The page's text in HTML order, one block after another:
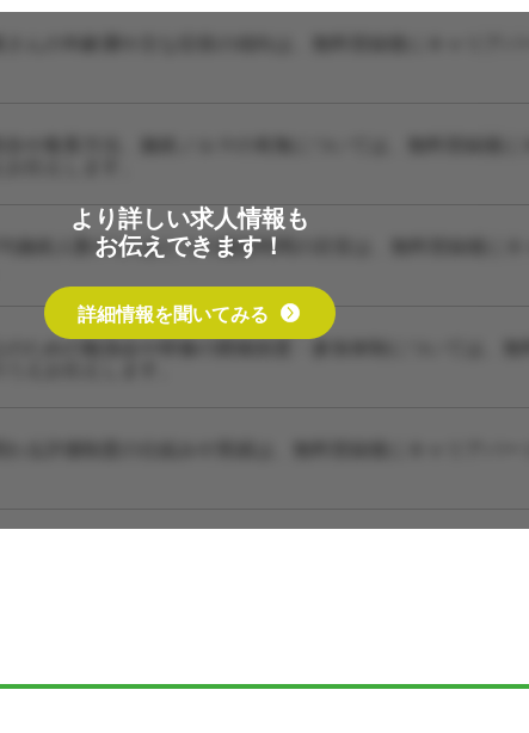
さんの年齢層や主な症状の傾向は、無料登録後にキャリアパ
合や集客方法、施術ノルマの有無については、無料登録後に
均施術人数や1人あたりの施術時間の目安は、無料登録後に
のための勉強会や研修の開催頻度・参加体制については、無
わる評価制度の仕組みや実績は、無料登録後にキャリアパー
より詳しい求人情報も
お伝えできます！
詳細情報を聞いてみる